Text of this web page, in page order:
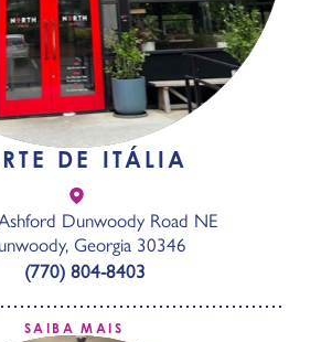
DE ITÁLIA
Dunwoody Road NE
Georgia 30346
(770) 804-8403
SAIBA MAIS